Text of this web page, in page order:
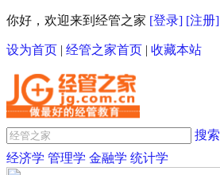
你好，欢迎来到经管之家 [登录] [注册]
设为首页 | 经管之家首页 | 收藏本站
搜索
经济学 管理学 金融学 统计学